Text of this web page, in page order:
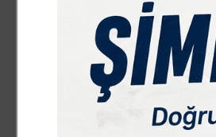
?Herkesin Bağışlaması Lazım?
Konuyla ilgili açıklama
cerrahına muayene
sorduk. Oda bizi ilgili
bence bağışlaması lazım
birilerimize faydamız olur.?